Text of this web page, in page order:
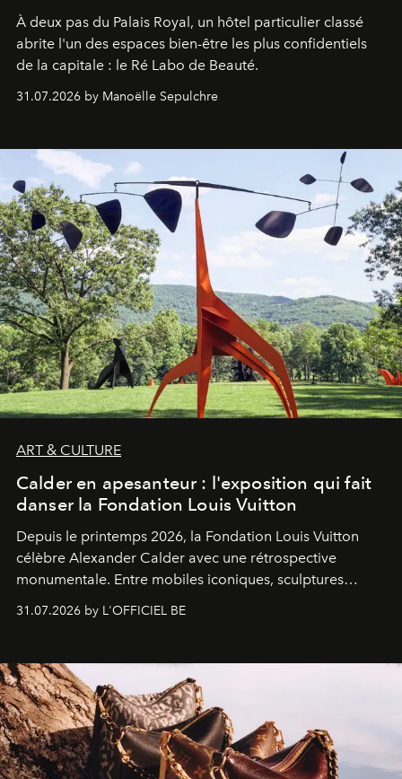
À deux pas du Palais Royal, un hôtel particulier classé
abrite l'un des espaces bien-être les plus confidentiels
de la capitale : le Ré Labo de Beauté.
31.07.2026 by Manoëlle Sepulchre
ART & CULTURE
Calder en apesanteur : l'exposition qui fait
danser la Fondation Louis Vuitton
Depuis le printemps 2026, la Fondation Louis Vuitton
célèbre Alexander Calder avec une rétrospective
monumentale. Entre mobiles iconiques, sculptures
monumentales et poésie du mouvement, l'artiste
américain investit les espaces imaginés par Frank Gehry
sculpture.
31.07.2026 by L'OFFICIEL BE